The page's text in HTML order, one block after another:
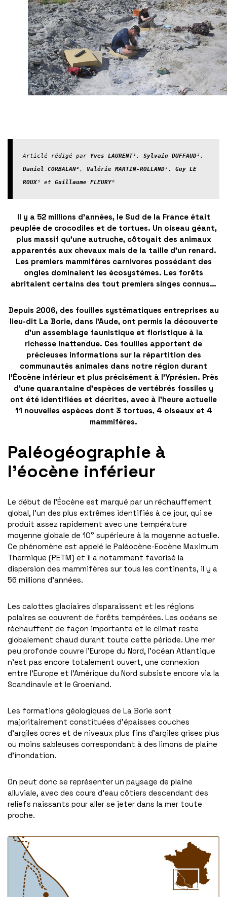
Articlé rédigé par Yves LAURENT¹, Sylvain DUFFAUD
Daniel CORBALAN³, Valérie MARTIN-ROLLAND⁴, Guy LE
ROUX⁵ et Guillaume FLEURY⁶
Il y a 52 millions d’années, le Sud de la France était
peuplée de crocodiles et de tortues. Un oiseau géant,
plus massif qu’une autruche, côtoyait des animaux
apparentés aux chevaux mais de la taille d’un renard.
Les premiers mammifères carnivores possédant des
ongles dominaient les écosystèmes. Les forêts
abritaient certains des tout premiers singes connus…
Depuis 2006, des fouilles systématiques entreprises au
lieu-dit La Borie, dans l’Aude, ont permis la découverte
d’un assemblage faunistique et floristique à la
richesse inattendue. Ces fouilles apportent de
précieuses informations sur la répartition des
communautés animales dans notre région durant
l’Éocène inférieur et plus précisément à l’Yprésien. Près
d’une quarantaine d’espèces de vertébrés fossiles y
ont été identifiées et décrites, avec à l’heure actuelle
11 nouvelles espèces dont 3 tortues, 4 oiseaux et 4
mammifères.
Paléogéographie à
l’éocène inférieur
Le début de l’Éocène est marqué par un réchauffement
global, l’un des plus extrêmes identifiés à ce jour, qui se
produit assez rapidement avec une température
moyenne globale de 10° supérieure à la moyenne actuelle.
Ce phénomène est appelé le Paléocène-Eocène Maximum
Thermique (PETM) et il a notamment favorisé la
dispersion des mammifères sur tous les continents, il y a
56 millions d’années.
Les calottes glaciaires disparaissent et les régions
polaires se couvrent de forêts tempérées. Les océans se
réchauffent de façon importante et le climat reste
globalement chaud durant toute cette période. Une mer
peu profonde couvre l’Europe du Nord, l’océan Atlantique
n’est pas encore totalement ouvert, une connexion
entre l’Europe et l’Amérique du Nord subsiste encore via la
Scandinavie et le Groenland.
Les formations géologiques de La Borie sont
majoritairement constituées d’épaisses couches
d’argiles ocres et de niveaux plus fins d’argiles grises plus
ou moins sableuses correspondant à des limons de plaine
d’inondation.
On peut donc se représenter un paysage de plaine
alluviale, avec des cours d’eau côtiers descendant des
reliefs naissants pour aller se jeter dans la mer toute
proche.